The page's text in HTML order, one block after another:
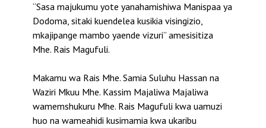
“Sasa majukumu yote yanahamishiwa Manispaa ya
Dodoma, sitaki kuendelea kusikia visingizio,
mkajipange mambo yaende vizuri” amesisitiza
Mhe. Rais Magufuli.
Makamu wa Rais Mhe. Samia Suluhu Hassan na
Waziri Mkuu Mhe. Kassim Majaliwa Majaliwa
wamemshukuru Mhe. Rais Magufuli kwa uamuzi
huo na wameahidi kusimamia kwa ukaribu